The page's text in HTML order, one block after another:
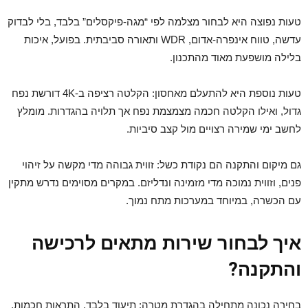
טעות נפוצה היא לבחור מצלמה לפי “מגה-פיקסלים” בלבד, בלי לבדוק
עדשה, טווח אינפרה-אדום, WDR ותאורה סביבתית. בפועל, איכות
בלילה מושפעת מאוד מהתכנון.
טעות נוספת היא להתעלם מאחסון: הקלטה רציפה ב-4K דורשת נפח
גדול, ואילו הקלטה חכמה מצמצמת נפח אך תלויה בהגדרות. מומלץ
לחשב ימי שמירה רצויים מול קצב סיביות.
גם מיקום והתקנה הם נקודת כשל: זווית גבוהה מדי מקשה על זיהוי
פנים, וזווית נמוכה מדי מזמינה ונדליזם. במקרים מסוימים נדרש מתקין
עם הכשרה, במיוחד במערכות מתח נמוך.
איך לבחור שירות מתאים לרכישה
והתקנה?
בחירה נכונה מתחילה בהגדרת מטרה: תיעוד בלבד, התראות חכמות,